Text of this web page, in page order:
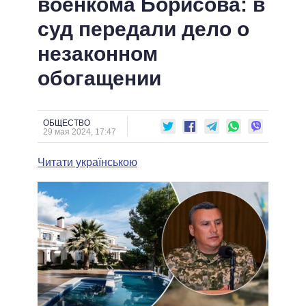
ОБЗОРЫ
ДАЙДЖЕСТЫ
МИР
ПРЕЗИДЕНТ И ОФИС
ВЕРХОВНАЯ РАДА
КАБИНЕТ МИНИСТРОВ
МЭРЫ
ВСЕ ПЕРСОНЫ
ИНФОГРАФИКА
ВИДЕО
ПОДДЕРЖАТЬ
СРАВНЕНИЕ ПОЛИТИКОВ
суд передали дело о
незаконном
обогащении
ОБЩЕСТВО
29 мая 2024, 17:47
Читати українською